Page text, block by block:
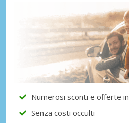
Numerosi sconti e offerte
Senza costi occulti